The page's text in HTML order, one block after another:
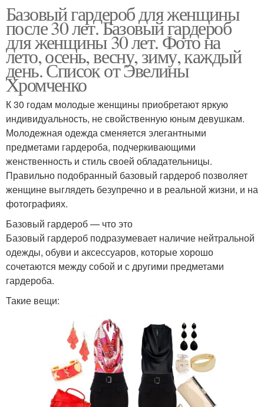
Базовый гардероб для женщины
после 30 лет. Базовый гардероб
для женщины 30 лет. Фото на
лето, осень, весну, зиму, каждый
день. Список от Эвелины
Хромченко
К 30 годам молодые женщины приобретают яркую
индивидуальность, не свойственную юным девушкам.
Молодежная одежда сменяется элегантными
предметами гардероба, подчеркивающими
женственность и стиль своей обладательницы.
Правильно подобранный базовый гардероб позволяет
женщине выглядеть безупречно и в реальной жизни, и на
фотографиях.
Базовый гардероб — что это
Базовый гардероб подразумевает наличие нейтральной
одежды, обуви и аксессуаров, которые хорошо
сочетаются между собой и с другими предметами
гардероба.
Такие вещи: